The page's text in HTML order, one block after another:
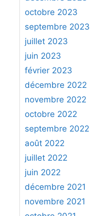
octobre 2023
septembre 2023
juillet 2023
juin 2023
février 2023
décembre 2022
novembre 2022
octobre 2022
septembre 2022
août 2022
juillet 2022
juin 2022
décembre 2021
novembre 2021